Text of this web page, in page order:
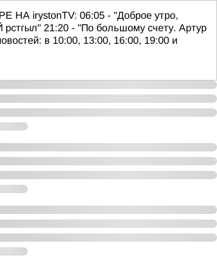
irystonTV: 06:05 - "Доброе утро,
рстгыл" 21:20 - "По большому счету. Артур
в 10:00, 13:00, 16:00, 19:00 и